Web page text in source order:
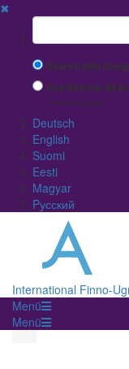
✖
Suchbegriff
Search with
Use Internal
(limited result quality)
Deutsch
English
Suomi
Eesti
Magyar
Pусский
International Finno-
Menü
Menü